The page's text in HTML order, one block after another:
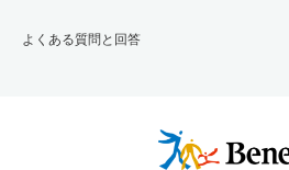
よくある質問と回答